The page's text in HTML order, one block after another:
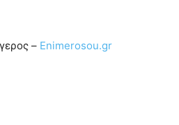
– Enimerosou.gr